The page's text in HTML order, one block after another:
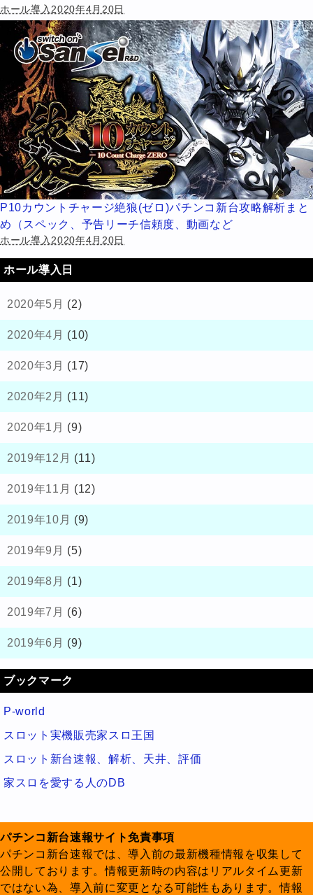
ホール導入2020年4月20日
P10カウントチャージ絶狼(ゼロ)パチンコ新台攻略解析まと
め（スペック、予告リーチ信頼度、動画など
ホール導入2020年4月20日
ホール導入日
2020年5月 (2)
2020年4月 (10)
2020年3月 (17)
2020年2月 (11)
2020年1月 (9)
2019年12月 (11)
2019年11月 (12)
2019年10月 (9)
2019年9月 (5)
2019年8月 (1)
2019年7月 (6)
2019年6月 (9)
ブックマーク
P-world
スロット実機販売家スロ王国
スロット新台速報、解析、天井、評価
家スロを愛する人のDB
パチンコ新台速報サイト免責事項
パチンコ新台速報では、導入前の最新機種情報を収集して
公開しております。情報更新時の内容はリアルタイム更新
ではない為、導入前に変更となる可能性もあります。情報